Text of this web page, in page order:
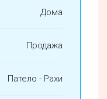
Дома
Продажа
Патело - Рахи